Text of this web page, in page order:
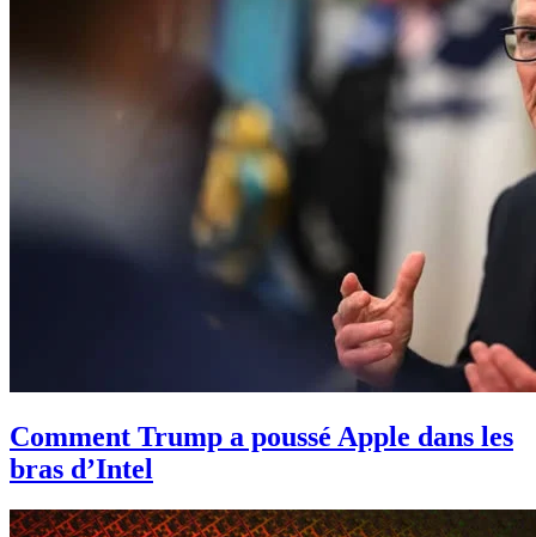
Comment Trump a poussé Apple dans les
bras d’Intel